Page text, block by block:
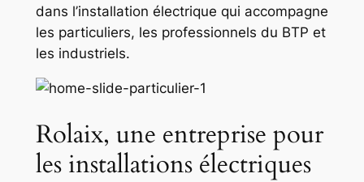
dans l’installation électrique qui accompagne
les particuliers, les professionnels du BTP et
les industriels.
Rolaix, une entreprise pour
les installations électriques